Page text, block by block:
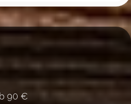
90 €